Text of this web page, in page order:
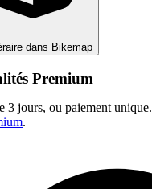
dans Bikemap
Premium
3 jours, ou paiement unique.
.